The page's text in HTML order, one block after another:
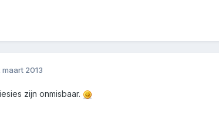
maart 2013
zijn onmisbaar.